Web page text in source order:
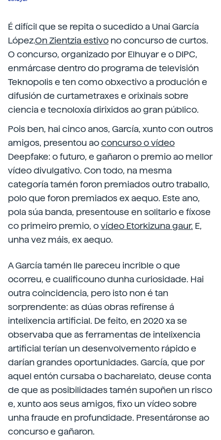
É difícil que se repita o sucedido a Unai García
López.On Zientzia estivo no concurso de curtos.
O concurso, organizado por Elhuyar e o DIPC,
enmárcase dentro do programa de televisión
Teknopolis e ten como obxectivo a produción e
difusión de curtametraxes e orixinais sobre
ciencia e tecnoloxía dirixidos ao gran público.
Pois ben, hai cinco anos, García, xunto con outros
amigos, presentou aoconcurso o vídeo
Deepfake: o futuro, e gañaron o premio ao mellor
vídeo divulgativo. Con todo, na mesma
categoría tamén foron premiados outro traballo,
polo que foron premiados ex aequo. Este ano,
pola súa banda, presentouse en solitario e fíxose
co primeiro premio, ovídeo Etorkizuna gaur. E,
unha vez máis, ex aequo.
A García tamén lle pareceu incrible o que
ocorreu, e cualificouno dunha curiosidade. Hai
outra coincidencia, pero isto non é tan
sorprendente: as dúas obras refírense á
intelixencia artificial. De feito, en 2020 xa se
observaba que as ferramentas de intelixencia
artificial terían un desenvolvemento rápido e
darían grandes oportunidades. García, que por
aquel entón cursaba o bacharelato, deuse conta
de que as posibilidades tamén supoñen un risco
e, xunto aos seus amigos, fixo un vídeo sobre
unha fraude en profundidade. Presentáronse ao
concurso e gañaron.